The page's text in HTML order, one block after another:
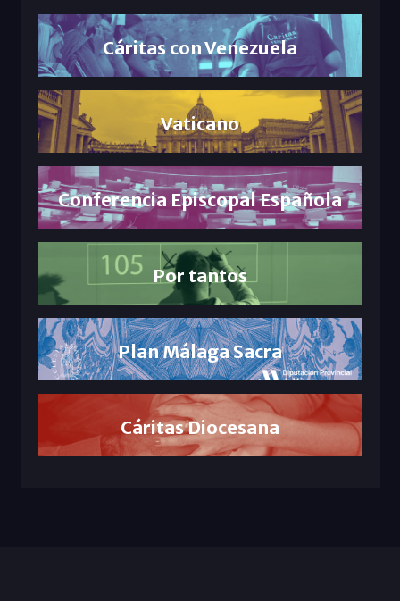
Cáritas con Venezuela
Vaticano
Conferencia Episcopal Española
Por tantos
Plan Málaga Sacra
Cáritas Diocesana